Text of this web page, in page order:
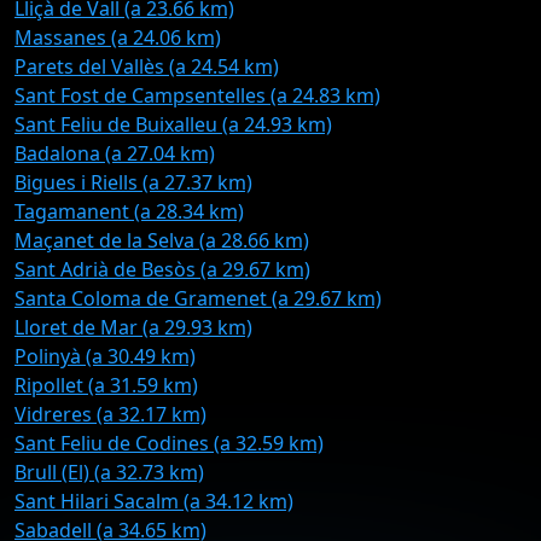
Lliçà de Vall (a 23.66 km)
Massanes (a 24.06 km)
Parets del Vallès (a 24.54 km)
Sant Fost de Campsentelles (a 24.83 km)
Sant Feliu de Buixalleu (a 24.93 km)
Badalona (a 27.04 km)
Bigues i Riells (a 27.37 km)
Tagamanent (a 28.34 km)
Maçanet de la Selva (a 28.66 km)
Sant Adrià de Besòs (a 29.67 km)
Santa Coloma de Gramenet (a 29.67 km)
Lloret de Mar (a 29.93 km)
Polinyà (a 30.49 km)
Ripollet (a 31.59 km)
Vidreres (a 32.17 km)
Sant Feliu de Codines (a 32.59 km)
Brull (El) (a 32.73 km)
Sant Hilari Sacalm (a 34.12 km)
Sabadell (a 34.65 km)